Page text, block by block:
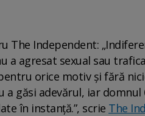
The Independent:
agresat sexual sau
orice motiv și fără
găsi adevărul, iar domnul
în instanță.”, scrie The